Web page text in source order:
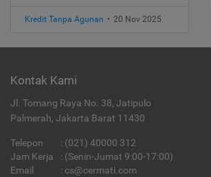
Kredit Tanpa Agunan • 20 Nov 2025
Kontak Kami
Jl. Tomang Raya No. 38, Jatipulo
Palmerah, Jakarta Barat 11430
Telepon : (021) 40000 312
Jam Kerja
: (Senin-Jumat 9:00-17:00)
Email
: cs@cermati.com